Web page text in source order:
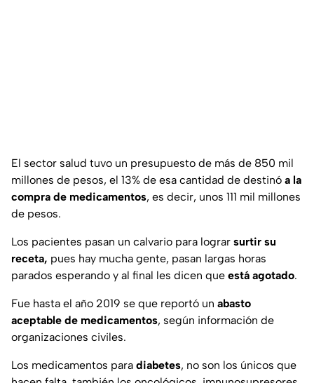
El sector salud tuvo un presupuesto de más de 850 mil
millones de pesos, el 13% de esa cantidad de destinó a la
compra de medicamentos, es decir, unos 111 mil millones
de pesos.
Los pacientes pasan un calvario para lograr surtir su
receta, pues hay mucha gente, pasan largas horas
parados esperando y al final les dicen que está agotado.
Fue hasta el año 2019 se que reportó un abasto
aceptable de medicamentos, según información de
organizaciones civiles.
Los medicamentos para diabetes, no son los únicos que